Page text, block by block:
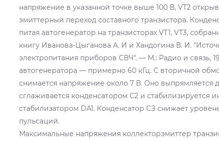
напряжение в указанной точке выше 100 В, VT2
эмиттерный переход составного транзистора.
питая автогенератор на транзисторах VT1, VT3,
книгу Иванова-Цыганова А. И и Хандогина В. И.
электропитания приборов СВЧ". — М.: Радио и связь,
автогенератора — примерно 60 кГц. С вторичной
снимается напряжение около 7 В. Оно выпрямляется
сглаживается конденсатором С2 и стабилизируется
стабилизатором DA1. Конденсатор СЗ снижает
пульсаций.
Максимальные напряжения коллекторэмиттер